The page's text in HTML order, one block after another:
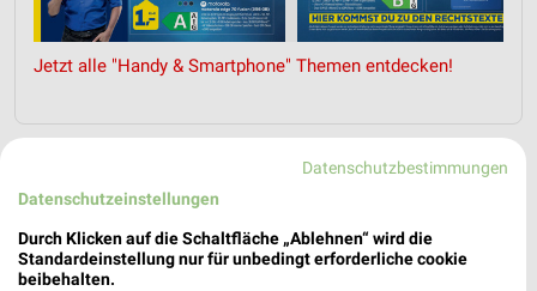
Jetzt alle "Handy & Smartphone" Themen entdecken!
Datenschutzbestimmungen
Datenschutzeinstellungen
Durch Klicken auf die Schaltfläche „Ablehnen“ wird die
Standardeinstellung nur für unbedingt erforderliche cookie
beibehalten.